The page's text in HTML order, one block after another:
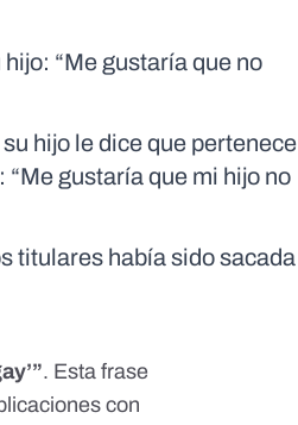
“Me gustaría que no
hijo le dice que pertenece
gustaría que mi hijo no
titulares había sido sacada
. Esta frase
con